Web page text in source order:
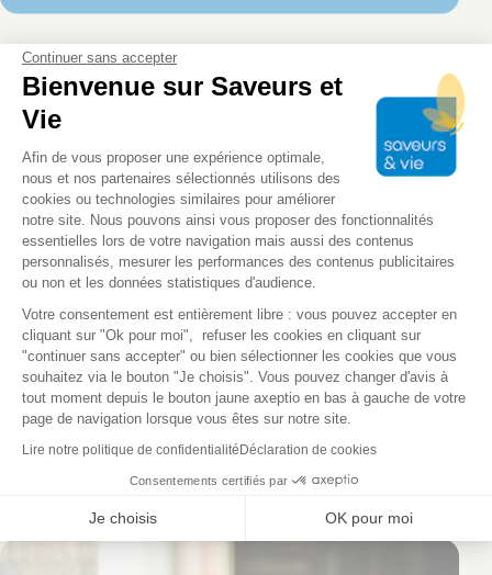
CONSEIL ALIMENTATION
BIEN VIEILLIR BIEN-ÊTRE NUTRITION
13/08/2025
Les aliments qui renforcent le système
immunitaire
Continuer sans accepter
Bienvenue sur Saveurs et
Vie
Plateforme de Gestion du
Afin de vous proposer une expérience optimale,
nous et nos partenaires sélectionnés utilisons des
cookies ou technologies similaires pour améliorer
notre site. Nous pouvons ainsi vous proposer des fonctionnalités
essentielles lors de votre navigation mais aussi des contenus
personnalisés, mesurer les performances des contenus publicitaires
ou non et les données statistiques d'audience.
Votre consentement est entièrement libre : vous pouvez accepter en
cliquant sur "Ok pour moi", refuser les cookies en cliquant sur
"continuer sans accepter" ou bien sélectionner les cookies que vous
souhaitez via le bouton "Je choisis". Vous pouvez changer d'avis à
tout moment depuis le bouton jaune axeptio en bas à gauche de votre
page de navigation lorsque vous êtes sur notre site.
Lire notre politique de confidentialitéDéclaration de cookies
Consentements certifiés par
Je choisis OK pour moi
Axeptio consent